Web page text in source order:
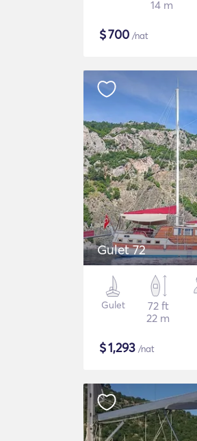
14 m
$700 /nat
Gulet 72
Gulet
72 ft
22 m
$1,293 /nat